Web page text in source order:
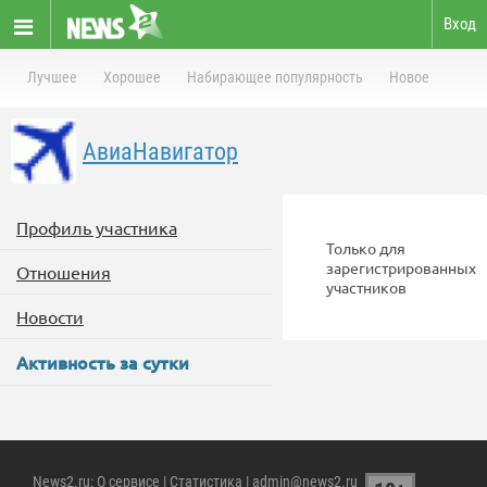
Вход
Лучшее Хорошее Набирающее популярность Новое
АвиаНавигатор
Профиль участника
Отношения
Новости
Активность за сутки
Только для
зарегистрированных
участников
News2.ru: О сервисе | Статистика | admin@news2.ru